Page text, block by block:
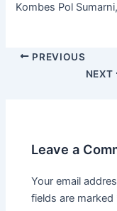
Kombes Pol
PREVIOUS
NEXT
Leave a
Your email
fields are marked